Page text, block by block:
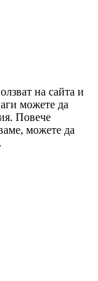
на сайта и
можете да
Повече
можете да
.